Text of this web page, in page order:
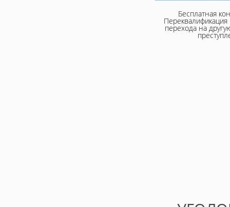
Бесплатная
перехода на